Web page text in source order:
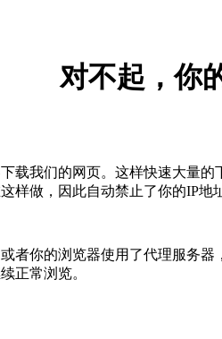
对不起，你
载我们的网页。这样快速大量
样做，因此自动禁止了你的IP
者你的浏览器使用了代理服务
正常浏览。